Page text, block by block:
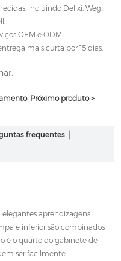
incluindo Delixi, Weg,
OEM e ODM.
mais curta por 15 dias.
Próximo produto >
frequentes
elegantes aprendizagens
e inferior são combinados
é o quarto do gabinete de
ser facilmente